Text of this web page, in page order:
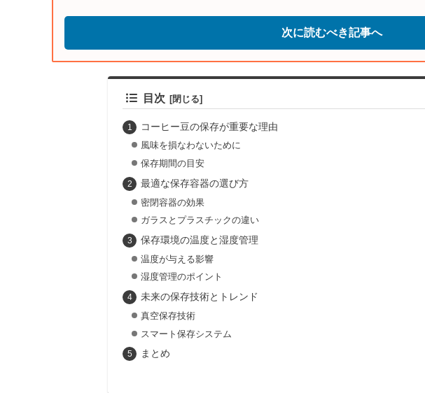
次に読むべき記事へ
目次
コーヒー豆の保存が重要な理由
風味を損なわないために
保存期間の目安
最適な保存容器の選び方
密閉容器の効果
ガラスとプラスチックの違い
保存環境の温度と湿度管理
温度が与える影響
湿度管理のポイント
未来の保存技術とトレンド
真空保存技術
スマート保存システム
まとめ